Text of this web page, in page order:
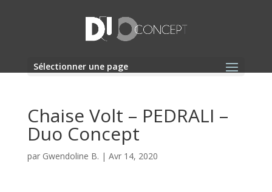
Sélectionner une page
Chaise Volt – PEDRALI –
Duo Concept
par Gwendoline B. | Avr 14, 2020